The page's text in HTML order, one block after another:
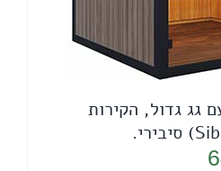
גג גדול, הקירות